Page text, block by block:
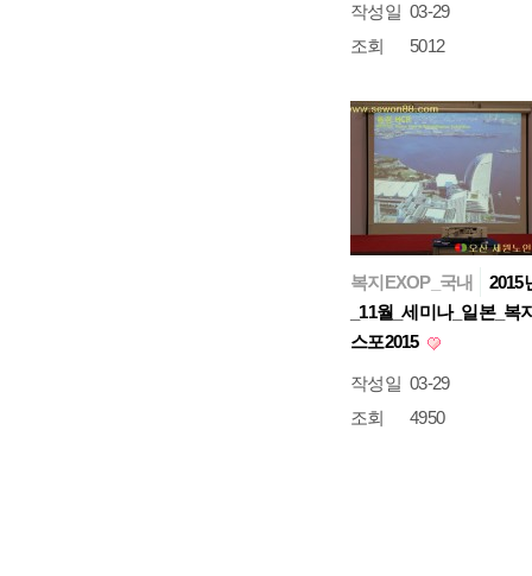
작성일 03-29
조회
5012
복지EXOP_국내
2015
_11월_세미나_일본_복
스포2015
작성일 03-29
조회
4950